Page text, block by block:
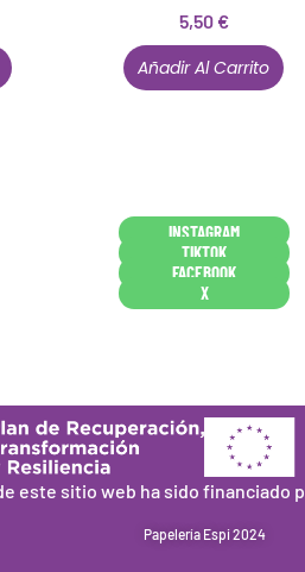
5,50 €
Añadir Al Carrito
INSTAGRAM
TIKTOK
FACEBOOK
X
este sitio web ha sido financiado
Papelería Espi 2024